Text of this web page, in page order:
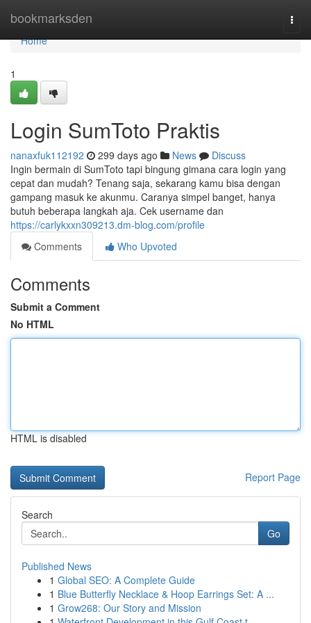
bookmarksden
Home
Home
1
Login SumToto Praktis
nanaxfuk112192 299 days ago News
Discuss
Ingin bermain di SumToto tapi bingung gimana cara login yang
cepat dan mudah? Tenang saja, sekarang kamu bisa dengan
gampang masuk ke akunmu. Caranya simpel banget, hanya
butuh beberapa langkah aja. Cek username dan
https://carlykxxn309213.dm-blog.com/profile
Comments
Who Upvoted
Comments
Submit a Comment
No HTML
HTML is disabled
Report Page
Search
Go
Published News
1 Global SEO: A Complete Guide
1 Blue Butterfly Necklace & Hoop Earrings Set: A ...
1 Grow268: Our Story and Mission